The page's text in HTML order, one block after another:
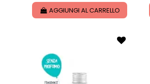
AGGIUNGI AL CARRELLO